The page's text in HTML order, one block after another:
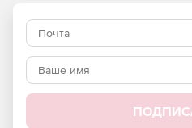
конечного изображений.
одного лица в другое, при
соответствие положения
переносицы, губ и т. д.). С
использовалась в клипе «Black
Процесс трансформации в